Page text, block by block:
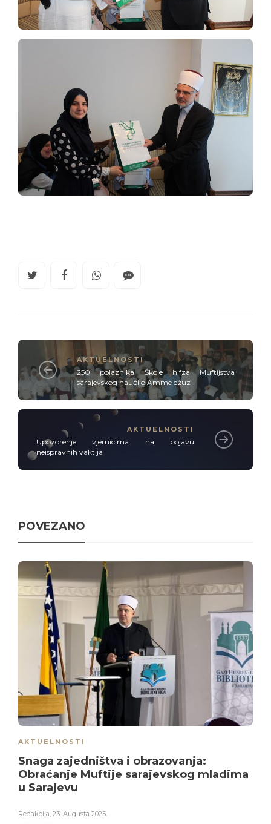
AKTUELNOSTI
250 polaznika Škole hifza Muftijstva
sarajevskog naučilo Amme džuz
AKTUELNOSTI
Upozorenje vjernicima na pojavu
neispravnih vaktija
POVEZANO
AKTUELNOSTI
Snaga zajedništva i obrazovanja:
Obraćanje Muftije sarajevskog mladima
u Sarajevu
Redakcija, 23. Augusta 2025.